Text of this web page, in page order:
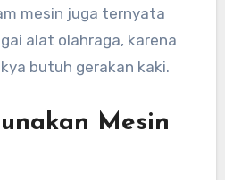
mesin juga ternyata
alat olahraga, karena
butuh gerakan kaki.
Mesin